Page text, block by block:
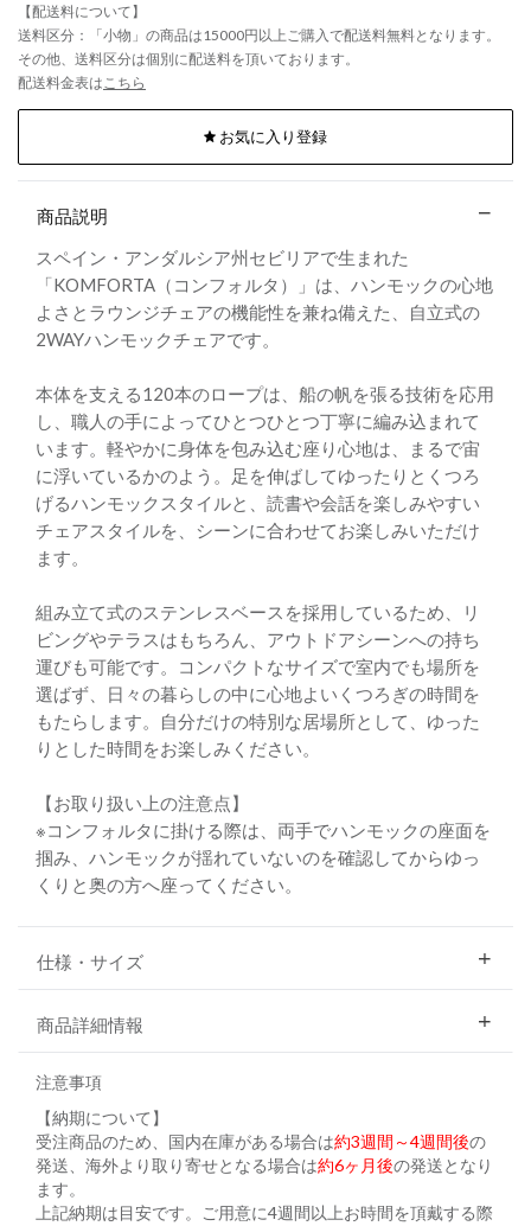
【配送料について】
送料区分：「小物」の商品は15000円以上ご購入で配送料無料となります。
その他、送料区分は個別に配送料を頂いております。
配送料金表は こちら
お気に入り登録
商品説明
スペイン・アンダルシア州セビリアで生まれた
「KOMFORTA（コンフォルタ）」は、ハンモックの心地
よさとラウンジチェアの機能性を兼ね備えた、自立式の
2WAYハンモックチェアです。
本体を支える120本のロープは、船の帆を張る技術を応用
し、職人の手によってひとつひとつ丁寧に編み込まれて
います。軽やかに身体を包み込む座り心地は、まるで宙
に浮いているかのよう。足を伸ばしてゆったりとくつろ
げるハンモックスタイルと、読書や会話を楽しみやすい
チェアスタイルを、シーンに合わせてお楽しみいただけ
ます。
組み立て式のステンレスベースを採用しているため、リ
ビングやテラスはもちろん、アウトドアシーンへの持ち
運びも可能です。コンパクトなサイズで室内でも場所を
選ばず、日々の暮らしの中に心地よいくつろぎの時間を
もたらします。自分だけの特別な居場所として、ゆった
りとした時間をお楽しみください。
【お取り扱い上の注意点】
※コンフォルタに掛ける際は、両手でハンモックの座面を
掴み、ハンモックが揺れていないのを確認してからゆっ
くりと奥の方へ座ってください。
仕様・サイズ
商品詳細情報
注意事項
【納期について】
受注商品のため、国内在庫がある場合は約3週間～4週間後の
発送、海外より取り寄せとなる場合は約6ヶ月後の発送となり
ます。
上記納期は目安です。ご用意に4週間以上お時間を頂戴する際